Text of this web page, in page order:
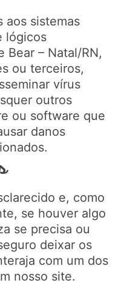
aos sistemas
lógicos
Bear – Natal/RN,
ou terceiros,
vírus
outros
ou software que
danos
e, como
se houver algo
se precisa ou
deixar os
com um dos
nosso site.